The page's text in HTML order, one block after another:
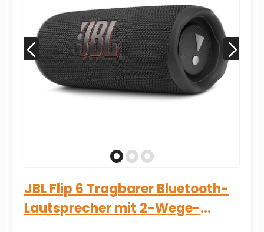
JBL Flip 6 Tragbarer Bluetooth-
Lautsprecher mit 2-Wege-